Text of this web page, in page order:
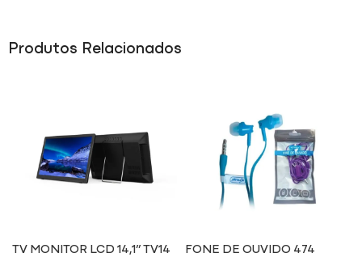
Produtos Relacionados
TV MONITOR LCD 14,1” TV14
FONE DE OUVIDO 474